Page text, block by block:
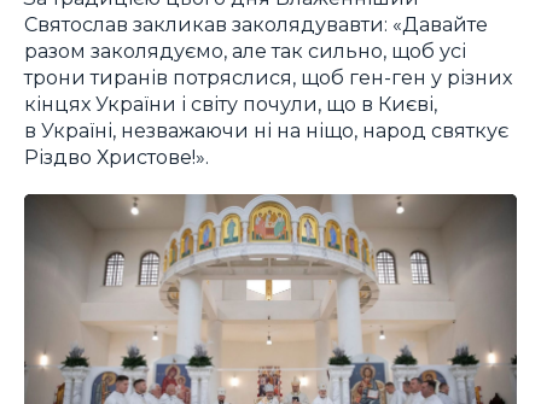
Святослав закликав заколядувавти: «Давайте
разом заколядуємо, але так сильно, щоб усі
трони тиранів потряслися, щоб ген-ген у різних
кінцях України і світу почули, що в Києві,
в Україні, незважаючи ні на ніщо, народ святкує
Різдво Христове!».